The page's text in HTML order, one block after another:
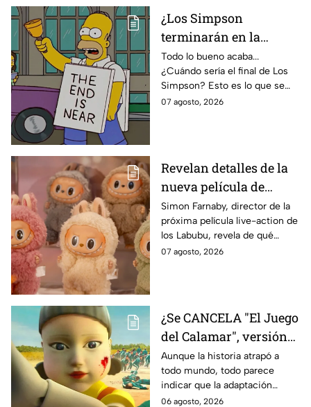
¿Los Simpson
terminarán en la
temporada 40? Actriz
de Bart Simpson da
IMPACTANTE
declaración
Todo lo bueno acaba...
¿Cuándo sería el final de Los
Simpson? Esto es lo que se
sabe:
07 agosto, 2026
Revelan detalles de la
nueva película de
Labubu: de qué tratará
y cuándo se estrena
Simon Farnaby, director de la
próxima película live-action de
los Labubu, revela de qué
tratará la cinta. Aquí te
07 agosto, 2026
¿Se CANCELA "El Juego
del Calamar", versión
Estados Unidos? Esto
es lo que se sabe al
momento
Aunque la historia atrapó a
todo mundo, todo parece
indicar que la adaptación
podría ser cancelada:
06 agosto, 2026